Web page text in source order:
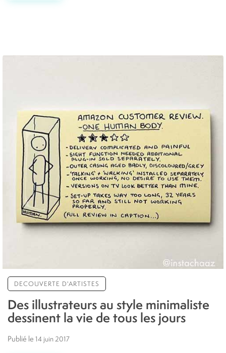
DECOUVERTE D'ARTISTES
Des illustrateurs au style minimaliste
dessinent la vie de tous les jours
Publié le 14 juin 2017